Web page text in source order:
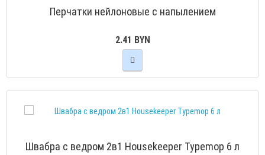
Перчатки нейлоновые с напылением
2.41 BYN
Швабра с ведром 2в1 Housekeeper Typemop 6 л